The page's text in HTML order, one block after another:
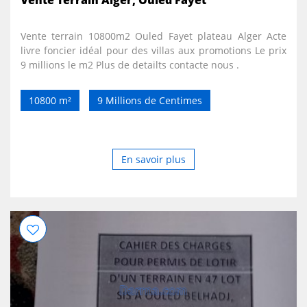
Vente terrain 10800m2 Ouled Fayet plateau Alger Acte
livre foncier idéal pour des villas aux promotions Le prix
9 millions le m2 Plus de detailts contacte nous .
10800 m² 9 Millions de Centimes
En savoir plus